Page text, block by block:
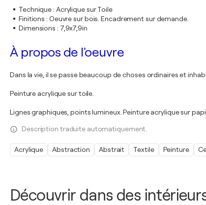
Découvrir dans des
Technique: Acrylique sur Toile
Finitions : Oeuvre sur bois. Encadrement sur demande.
Dimensions : 7,9x7,9in
À propos de l'oeuvre
Dans la vie, il se passe beaucoup de choses ordinaires et
Peinture acrylique sur toile.
Lignes graphiques, points lumineux. Peinture acrylique sur
Description traduite automatiquement.
Acrylique Abstraction Abstrait Textile Peinture